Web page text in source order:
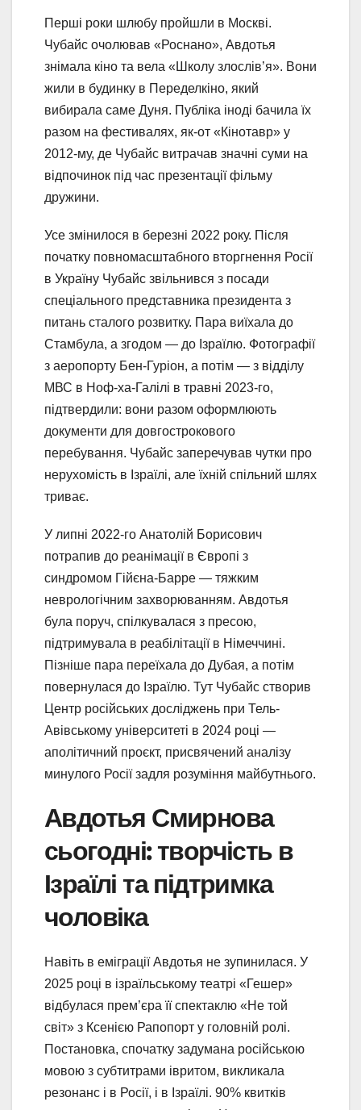
Перші роки шлюбу пройшли в Москві.
Чубайс очолював «Роснано», Авдотья
знімала кіно та вела «Школу злослів’я». Вони
жили в будинку в Переделкіно, який
вибирала саме Дуня. Публіка іноді бачила їх
разом на фестивалях, як-от «Кінотавр» у
2012-му, де Чубайс витрачав значні суми на
відпочинок під час презентації фільму
дружини.
Усе змінилося в березні 2022 року. Після
початку повномасштабного вторгнення Росії
в Україну Чубайс звільнився з посади
спеціального представника президента з
питань сталого розвитку. Пара виїхала до
Стамбула, а згодом — до Ізраїлю. Фотографії
з аеропорту Бен-Гуріон, а потім — з відділу
МВС в Ноф-ха-Галілі в травні 2023-го,
підтвердили: вони разом оформлюють
документи для довгострокового
перебування. Чубайс заперечував чутки про
нерухомість в Ізраїлі, але їхній спільний шлях
триває.
У липні 2022-го Анатолій Борисович
потрапив до реанімації в Європі з
синдромом Гійєна-Барре — тяжким
неврологічним захворюванням. Авдотья
була поруч, спілкувалася з пресою,
підтримувала в реабілітації в Німеччині.
Пізніше пара переїхала до Дубая, а потім
повернулася до Ізраїлю. Тут Чубайс створив
Центр російських досліджень при Тель-
Авівському університеті в 2024 році —
аполітичний проєкт, присвячений аналізу
минулого Росії задля розуміння майбутнього.
Авдотья Смирнова
сьогодні: творчість в
Ізраїлі та підтримка
чоловіка
Навіть в еміграції Авдотья не зупинилася. У
2025 році в ізраїльському театрі «Гешер»
відбулася прем’єра її спектаклю «Не той
світ» з Ксенією Рапопорт у головній ролі.
Постановка, спочатку задумана російською
мовою з субтитрами івритом, викликала
резонанс і в Росії, і в Ізраїлі. 90% квитків